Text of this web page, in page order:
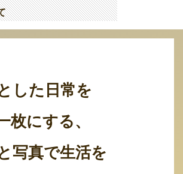
した日常を
枚にする、
写真で生活を